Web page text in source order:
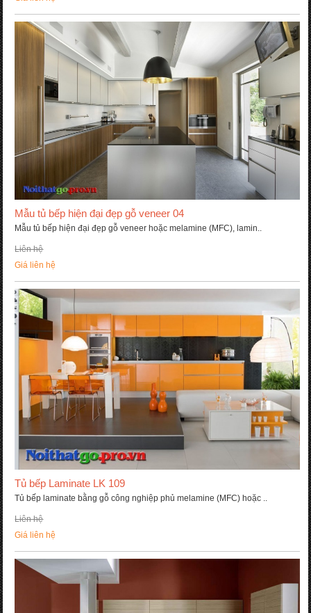
Mẫu tủ bếp hiện đại đẹp gỗ veneer 04
Mẫu tủ bếp hiện đại đẹp gỗ veneer hoặc melamine (MFC), lamin..
Liên hệ
Giá liên hệ
Tủ bếp Laminate LK 109
Tủ bếp laminate bằng gỗ công nghiệp phủ melamine (MFC) hoặc ..
Liên hệ
Giá liên hệ